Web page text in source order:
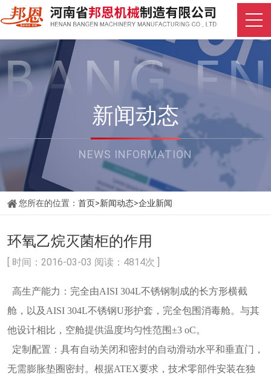
新闻动态
NEWS INFORMATION
您所在的位置： 首页>新闻动态>企业新闻
环氧乙烷灭菌柜的作用
[ 时间：2016-03-03 阅读：4814次 ]
高生产能力：完全由AISI 304L不锈钢制成的长方形横截
舱，以及AISI 304L不锈钢U形护套，完全包围消毒舱。与其
他设计相比，空舱提供温度均匀性范围±3 oC。
定制配置：具有自动关闭和密封的自动滑动水平和垂直门，
无需膨胀垫圈密封。根据ATEX要求，技术零部件安装在独